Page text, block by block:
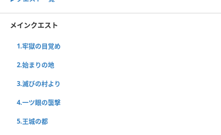
メインクエスト
1.牢獄の目覚め
2.始まりの地
3.滅びの村より
4.一ツ眼の襲撃
5.王城の都